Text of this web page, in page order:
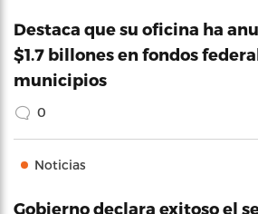
Destaca que su oficina ha
$1.7 billones en fondos
municipios
0
Noticias
Gobierno declara exitoso el